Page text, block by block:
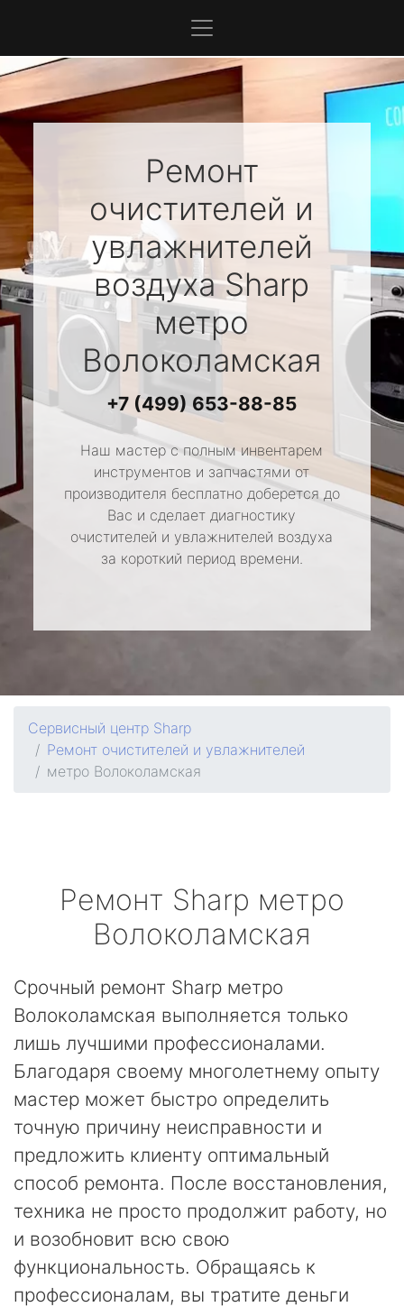
Ремонт
очистителей и
увлажнителей
воздухаSharp
метро
Волоколамская
+7 (499) 653-88-85
Наш мастер с полным инвентарем
инструментов и запчастями от
производителя бесплатно доберется до
Вас и сделает диагностику
очистителей и увлажнителей воздуха
за короткий период времени.
Сервисный центр Sharp
Ремонт очистителей и увлажнителей
метро Волоколамская
Ремонт Sharp метро
Волоколамская
Срочный ремонт Sharp метро
Волоколамская выполняется только
лишь лучшими профессионалами.
Благодаря своему многолетнему опыту
мастер может быстро определить
точную причину неисправности и
предложить клиенту оптимальный
способ ремонта. После восстановления,
техника не просто продолжит работу, но
и возобновит всю свою
функциональность. Обращаясь к
профессионалам, вы тратите деньги